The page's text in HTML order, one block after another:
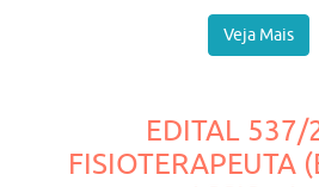
Veja Mais
EDITAL 537/
FISIOTERAPEUTA